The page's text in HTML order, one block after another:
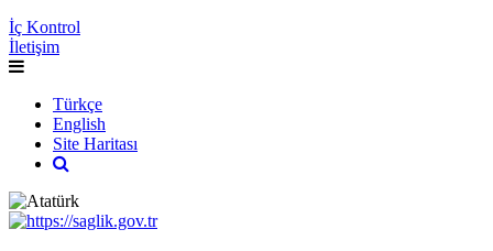
İç Kontrol
İletişim
Türkçe
English
Site Haritası